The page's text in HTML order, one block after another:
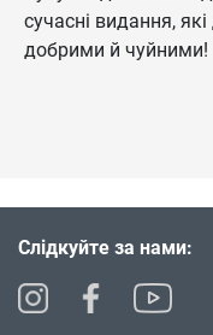
сучасні видання,
добрими й чуйними!
Слідкуйте за нами: